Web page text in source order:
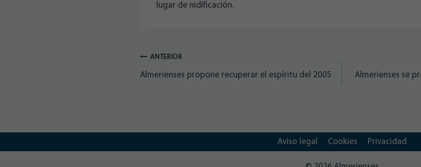
lugar de nidificación.
Navegación
de
ANTERIOR
Almerienses propone recuperar el espíritu del 2005
Almerienses se
Aviso legal Cookies Privacidad